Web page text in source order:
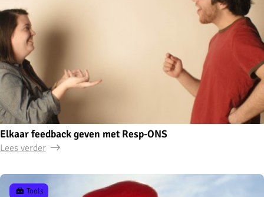
Elkaar feedback geven met Resp-ONS
Lees verder
Tools